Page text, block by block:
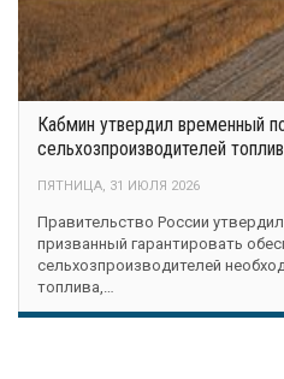
Кабмин утвердил временный
сельхозпроизводителей
ПЯТНИЦА, 31 ИЮЛЯ 2026
Правительство России
призванный гарантировать
сельхозпроизводителей
топлива,…